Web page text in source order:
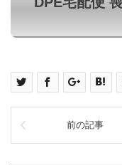
前の記事